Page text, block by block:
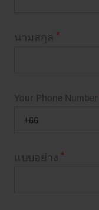
นามสกุล
Your Phone Number
แบบอย่าง